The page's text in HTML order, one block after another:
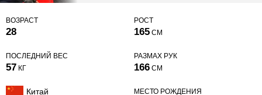
ВОЗРАСТ
28
РОСТ
165 СМ
ПОСЛЕДНИЙ ВЕС
57 КГ
РАЗМАХ РУК
166 СМ
Китай
МЕСТО РОЖДЕНИЯ